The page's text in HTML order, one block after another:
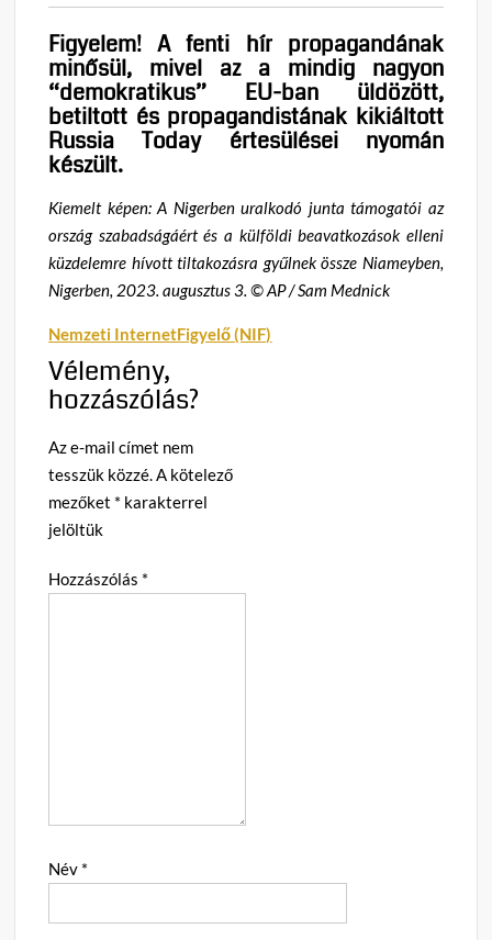
Figyelem! A fenti hír propagandának
minősül, mivel az a mindig nagyon
“demokratikus” EU-ban üldözött,
betiltott és propagandistának kikiáltott
Russia Today értesülései nyomán
készült.
Kiemelt képen: A Nigerben uralkodó junta támogatói az
ország szabadságáért és a külföldi beavatkozások elleni
küzdelemre hívott tiltakozásra gyűlnek össze Niameyben,
Nigerben, 2023. augusztus 3. © AP / Sam Mednick
Nemzeti InternetFigyelő (NIF)
Vélemény,
hozzászólás?
Az e-mail címet nem
tesszük közzé.A kötelező
mezőket * karakterrel
jelöltük
Hozzászólás *
Név *